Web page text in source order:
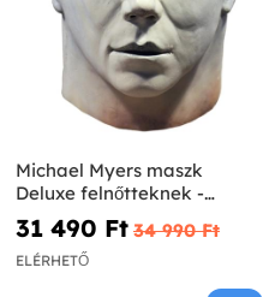
Michael Myers maszk
Deluxe felnőtteknek -
Halloween I
31 490 Ft‎ 34 990 Ft‎
ELÉRHETŐ